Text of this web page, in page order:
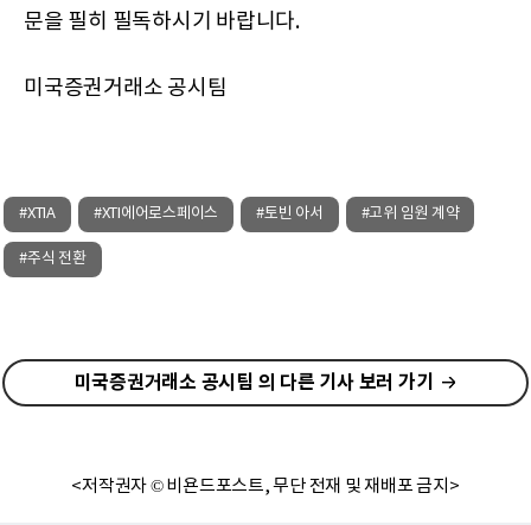
문을 필히 필독하시기 바랍니다.
미국증권거래소 공시팀
#XTIA #XTI에어로스페이스 #토빈 아서 #고위 임원 계약
#주식 전환
미국증권거래소 공시팀 의 다른 기사 보러 가기
<저작권자 © 비욘드포스트, 무단 전재 및 재배포 금지>